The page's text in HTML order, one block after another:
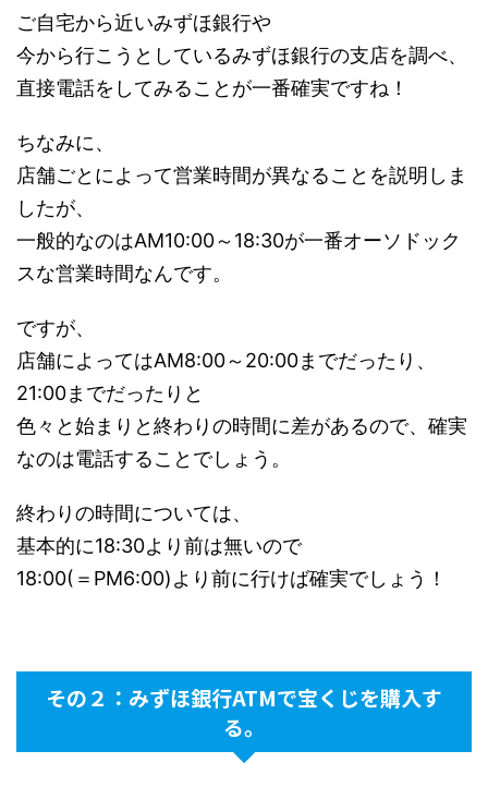
ご自宅から近いみずほ銀行や
今から行こうとしているみずほ銀行の支店を調べ、
直接電話をしてみることが一番確実ですね！
ちなみに、
店舗ごとによって営業時間が異なることを説明しま
したが、
一般的なのはAM10:00～18:30が一番オーソドック
スな営業時間なんです。
ですが、
店舗によってはAM8:00～20:00までだったり、
21:00までだったりと
色々と始まりと終わりの時間に差があるので、確実
なのは電話することでしょう。
終わりの時間については、
基本的に18:30より前は無いので
18:00(＝PM6:00)より前に行けば確実でしょう！
その２：みずほ銀行ATMで宝くじを購入す
る。